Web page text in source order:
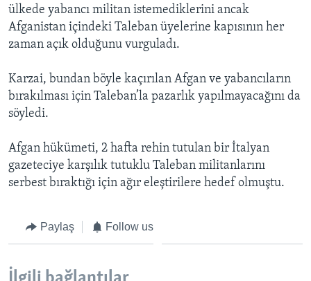
SANAT
Diller
ülkede yabancı militan istemediklerini ancak
Afganistan içindeki Taleban üyelerine kapısının her
zaman açık olduğunu vurguladı.
Karzai, bundan böyle kaçırılan Afgan ve yabancıların
bırakılması için Taleban’la pazarlık yapılmayacağını da
söyledi.
Afgan hükümeti, 2 hafta rehin tutulan bir İtalyan
gazeteciye karşılık tutuklu Taleban militanlarını
serbest bıraktığı için ağır eleştirilere hedef olmuştu.
Paylaş Follow us